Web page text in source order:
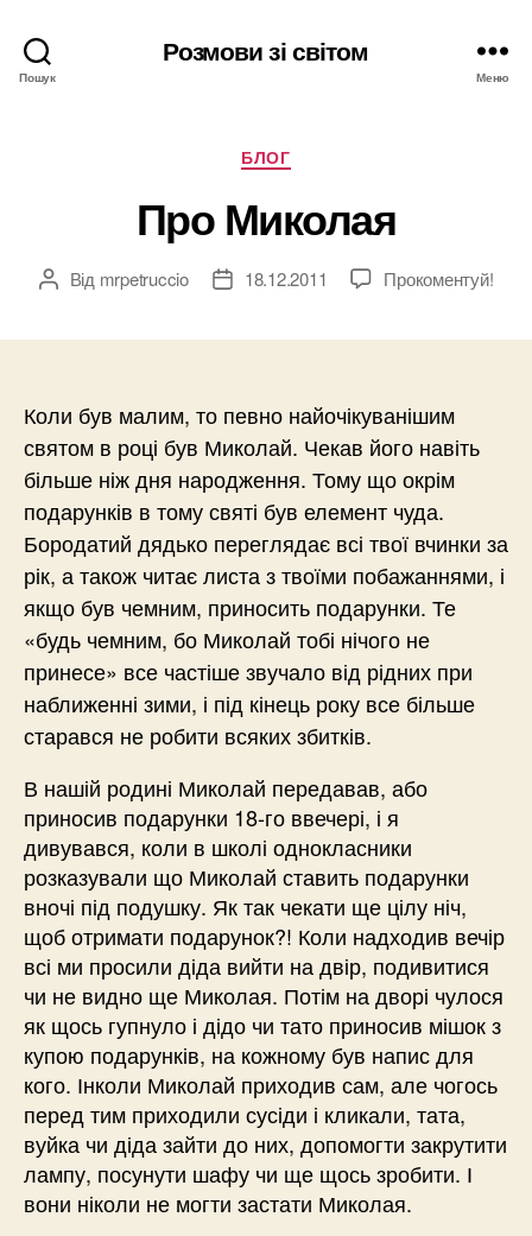
Пошук
Розмови зі світом
Меню
Категорії
БЛОГ
Про Миколая
Автор
Від mrpetruccio
Дата18.12.2011 Прокоментуй!
Коли був малим, то певно найочікуванішим
святом в році був Миколай. Чекав його навіть
більше ніж дня народження. Тому що окрім
подарунків в тому святі був елемент чуда.
Бородатий дядько переглядає всі твої вчинки за
рік, а також читає листа з твоїми побажаннями, і
якщо був чемним, приносить подарунки. Те
«будь чемним, бо Миколай тобі нічого не
принесе» все частіше звучало від рідних при
наближенні зими, і під кінець року все більше
старався не робити всяких збитків.
В нашій родині Миколай передавав, або
приносив подарунки 18-го ввечері, і я
дивувався, коли в школі однокласники
розказували що Миколай ставить подарунки
вночі під подушку. Як так чекати ще цілу ніч,
щоб отримати подарунок?! Коли надходив вечір
всі ми просили діда вийти на двір, подивитися
чи не видно ще Миколая. Потім на дворі чулося
як щось гупнуло і дідо чи тато приносив мішок з
купою подарунків, на кожному був напис для
кого. Інколи Миколай приходив сам, але чогось
перед тим приходили сусіди і кликали, тата,
вуйка чи діда зайти до них, допомогти закрутити
лампу, посунути шафу чи ще щось зробити. І
вони ніколи не могти застати Миколая.